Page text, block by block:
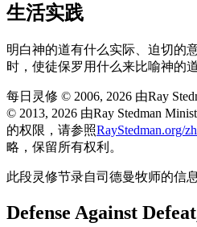
生活实践
明白神的道有什么实际、迫切的
时，使徒保罗用什么来比喻神的
每日灵修 © 2006, 2026 由Ray
© 2013, 2026 由Ray Stedman
的权限，请参照RayStedman.org/
略，保留所有权利。
此段灵修节录自司德曼牧师的信息
Defense Against